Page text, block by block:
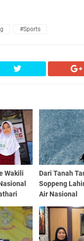
#Sports
Wakili
Dari Tanah
Soppeng
Air Nasional